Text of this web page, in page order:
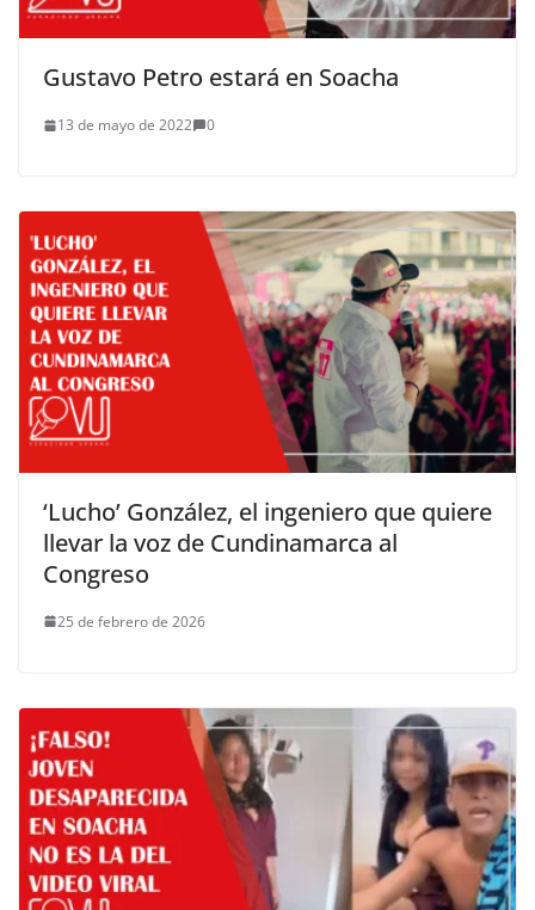
Gustavo Petro estará en Soacha
13 de mayo de 2022 0
‘Lucho’ González, el ingeniero que quiere
llevar la voz de Cundinamarca al
Congreso
25 de febrero de 2026